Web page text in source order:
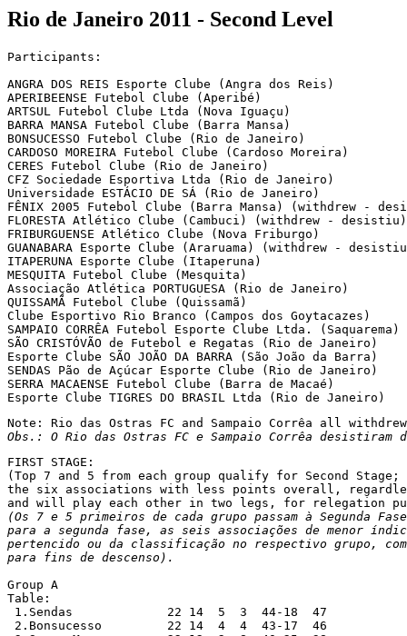
Rio de Janeiro 2011 - Second Level
Participants:
ANGRA DOS REIS Esporte Clube (Angra dos Reis)
APERIBEENSE Futebol Clube (Aperibé)
ARTSUL Futebol Clube Ltda (Nova Iguaçu)
BARRA MANSA Futebol Clube (Barra Mansa)
BONSUCESSO Futebol Clube (Rio de Janeiro)
CARDOSO MOREIRA Futebol Clube (Cardoso Moreira)
CERES Futebol Clube (Rio de Janeiro)
CFZ Sociedade Esportiva Ltda (Rio de Janeiro)
Universidade ESTÁCIO DE SÁ (Rio de Janeiro)
FÊNIX 2005 Futebol Clube (Barra Mansa) (withdrew -
FLORESTA Atlético Clube (Cambuci) (withdrew - desistiu)
FRIBURGUENSE Atlético Clube (Nova Friburgo)
GUANABARA Esporte Clube (Araruama) (withdrew -
ITAPERUNA Esporte Clube (Itaperuna)
MESQUITA Futebol Clube (Mesquita)
Associação Atlética PORTUGUESA (Rio de Janeiro)
QUISSAMÃ Futebol Clube (Quissamã)
Clube Esportivo Rio Branco (Campos dos Goytacazes)
SAMPAIO CORRÊA Futebol Esporte Clube Ltda. (Saquarema)
SÃO CRISTÓVÃO de Futebol e Regatas (Rio de Janeiro)
Esporte Clube SÃO JOÃO DA BARRA (São João da Barra)
SENDAS Pão de Açúcar Esporte Clube (Rio de Janeiro)
SERRA MACAENSE Futebol Clube (Barra de Macaé)
FIRST STAGE:
(Top 7 and 5 from each group qualify for Second
the six associations with less points overall,
(Os 7 e 5 primeiros de cada grupo passam à Segunda
para a segunda fase, as seis associações de menor
pertencido ou da classificação no respectivo grupo,
para fins de descenso).